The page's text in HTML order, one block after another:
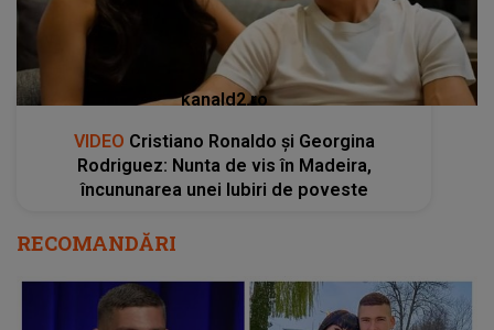
kanald2.ro
VIDEO Cristiano Ronaldo și Georgina
Rodriguez: Nunta de vis în Madeira,
încununarea unei Iubiri de poveste
RECOMANDĂRI